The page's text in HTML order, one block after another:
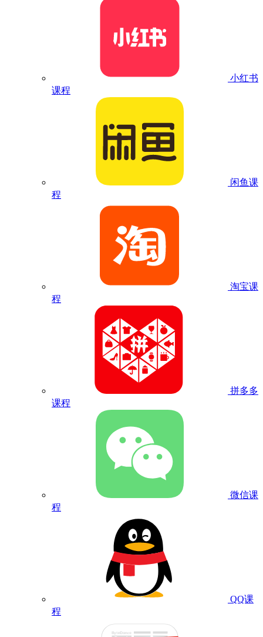
小红书
课程
闲鱼课
程
淘宝课
程
拼多多
课程
微信课
程
QQ课
程